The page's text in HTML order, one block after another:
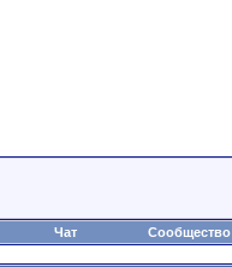
Чат Сообщество